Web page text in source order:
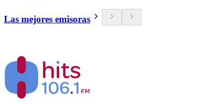
Las mejores emisoras